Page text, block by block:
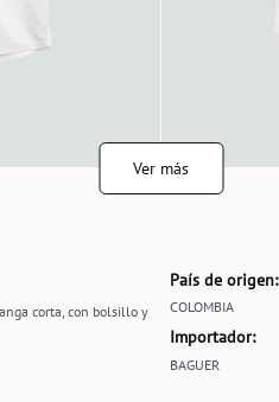
Ver más
corta, con bolsillo y
País de origen:
COLOMBIA
Importador:
BAGUER